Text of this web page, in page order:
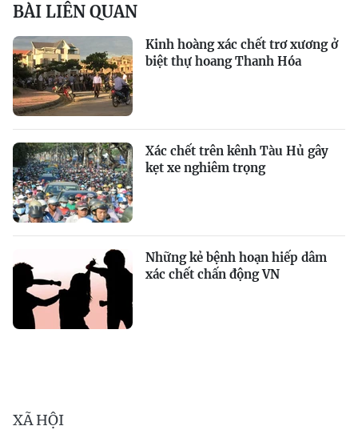
BÀI LIÊN QUAN
Kinh hoàng xác chết trơ xương ở
biệt thự hoang Thanh Hóa
Xác chết trên kênh Tàu Hủ gây
kẹt xe nghiêm trọng
Những kẻ bệnh hoạn hiếp dâm
xác chết chấn động VN
XÃ HỘI